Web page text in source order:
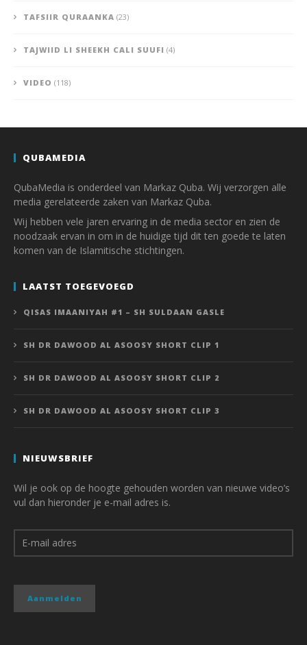
TAFSIIR QURAANKA (23)
TAJWIID LI SHEEKH CALI SUUFI (4)
VIDEO (118)
QUBAMEDIA
QubaMedia is onderdeel van Markaz Quba. Wij verzorgen alle
media gerelateerde zaken van Markaz Quba.
Wij hebben vele jaren ervaring in de media sector en zien de
noodzaak ervan in om in de huidige tijd dit ten goede te laten
komen van de Islamitische stichtingen.
LAATST TOEGEVOEGD
QISAS IMAANIYAH #1 – SH SULDAAN GASLE
SH DR DAWOOD AL ASOOSY SHORT CLIP 1
SH DR DAWOOD AL ASOOSY SHORT CLIP 2
SH DR DAWOOD AL ASOOSY SHORT CLIP 3
NIEUWSBRIEF
Wil je ook op de hoogte gehouden worden van nieuwe video’s
vul dan hieronder je e-mail adres is.